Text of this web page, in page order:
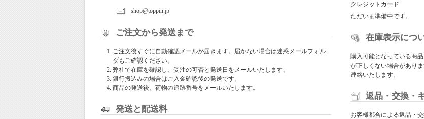
shop@toppin.jp
ご注文から発送まで
ご注文後すぐに自動確認メールが届きます。届かない場合は迷惑メールフォル
ダもご確認ください。
弊社で在庫を確認し、受注の可否と発送日をメールいたします。
銀行振込みの場合はご入金確認後の発送です。
商品の発送後、荷物の追跡番号をメールいたします。
発送と配送料
クレジットカード
ただいま準備中です。
在庫表示につ
購入可能となっている商
が正しくない場合があり
連絡いたします。
返品・交換・
お客様都合による返品・